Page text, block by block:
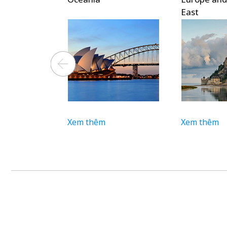
Xem thêm
East
Xem thêm